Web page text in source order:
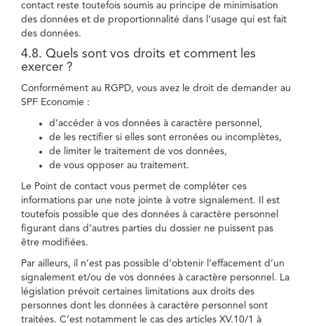
contact reste toutefois soumis au principe de minimisation
des données et de proportionnalité dans l’usage qui est fait
des données.
4.8. Quels sont vos droits et comment les
exercer ?
Conformément au RGPD, vous avez le droit de demander au
SPF Economie :
d’accéder à vos données à caractère personnel,
de les rectifier si elles sont erronées ou incomplètes,
de limiter le traitement de vos données,
de vous opposer au traitement.
Le Point de contact vous permet de compléter ces
informations par une note jointe à votre signalement. Il est
toutefois possible que des données à caractère personnel
figurant dans d’autres parties du dossier ne puissent pas
être modifiées.
Par ailleurs, il n’est pas possible d’obtenir l’effacement d’un
signalement et/ou de vos données à caractère personnel. La
législation prévoit certaines limitations aux droits des
personnes dont les données à caractère personnel sont
traitées. C’est notamment le cas des articles XV.10/1 à